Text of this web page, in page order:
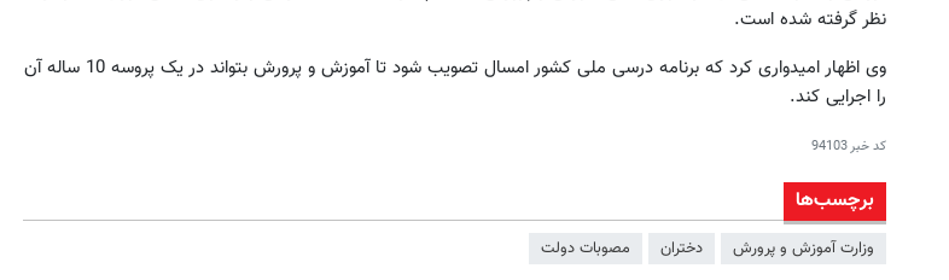
نظر گرفته شده است.
وی اظهار امیدواری کرد که برنامه درسی ملی کشور امسال تصویب شود تا آموزش و پرورش بتواند در یک پروسه 10 ساله آن
را اجرایی کند.
کد خبر94103
برچسب‌ها
وزارت آموزش و پرورش دختران مصوبات دولت